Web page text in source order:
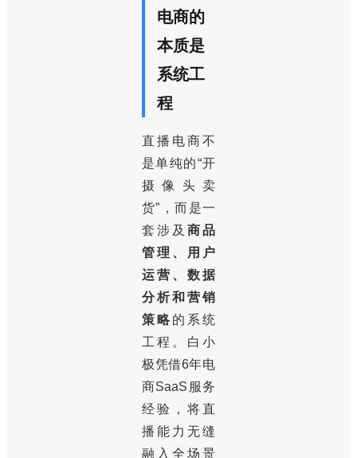
电商的
本质是
系统工
程
直播电商不
是单纯的“开
摄像头卖
货”，而是一
套涉及 商品
管理、用户
运营、数据
分析和营销
策略的系统
工程。白小
极凭借6年电
商SaaS服务
经验，将直
播能力无缝
融入全场景